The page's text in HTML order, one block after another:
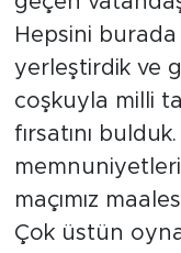
Hepsini
yerleştirdik ve
coşkuyla milli
fırsatını
maçımız
Çok üstün